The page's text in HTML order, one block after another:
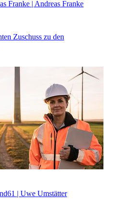
Franke | Andreas Franke
Zuschuss zu den
| Uwe Umstätter